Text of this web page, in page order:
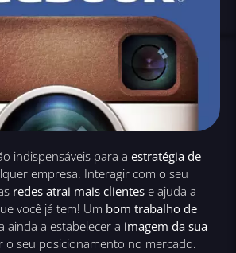
indispensáveis para a estratégia de
empresa. Interagir com o seu
redes atrai mais clientes e ajuda a
você já tem! Um bom trabalho de
ainda a estabelecer a imagem da sua
o seu posicionamento no mercado.